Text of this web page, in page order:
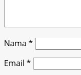
Nama *
Email *